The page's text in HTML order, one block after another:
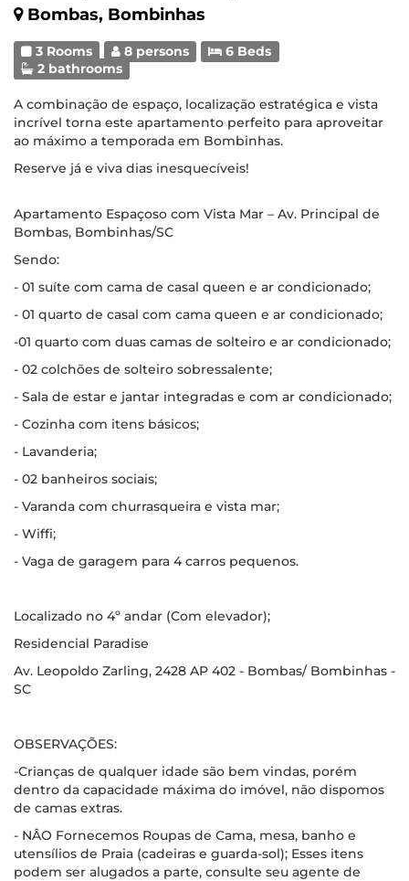
Bombas, Bombinhas
3 Rooms 8 persons
6 Beds
2 bathrooms
A combinação de espaço, localização estratégica e vista
incrível torna este apartamento perfeito para aproveitar
ao máximo a temporada em Bombinhas.
Reserve já e viva dias inesquecíveis!
Apartamento Espaçoso com Vista Mar – Av. Principal de
Bombas, Bombinhas/SC
Sendo:
- 01 suíte com cama de casal queen e ar condicionado;
- 01 quarto de casal com cama queen e ar condicionado;
-01 quarto com duas camas de solteiro e ar condicionado;
- 02 colchões de solteiro sobressalente;
- Sala de estar e jantar integradas e com ar condicionado;
- Cozinha com itens básicos;
- Lavanderia;
- 02 banheiros sociais;
- Varanda com churrasqueira e vista mar;
- Wiffi;
- Vaga de garagem para 4 carros pequenos.
Localizado no 4º andar (Com elevador);
Residencial Paradise
Av. Leopoldo Zarling, 2428 AP 402 - Bombas/ Bombinhas -
SC
OBSERVAÇÕES:
-Crianças de qualquer idade são bem vindas, porém
dentro da capacidade máxima do imóvel, não dispomos
de camas extras.
- NÂO Fornecemos Roupas de Cama, mesa, banho e
utensílios de Praia (cadeiras e guarda-sol); Esses itens
podem ser alugados a parte, consulte seu agente de